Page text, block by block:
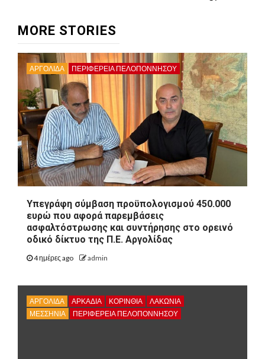
MORE STORIES
ΑΡΓΟΛΙΔΑ ΠΕΡΙΦΈΡΕΙΑ ΠΕΛΟΠΟΝΝΉΣΟΥ
Υπεγράφη σύμβαση προϋπολογισμού 450.000
ευρώ που αφορά παρεμβάσεις
ασφαλτόστρωσης και συντήρησης στο ορεινό
οδικό δίκτυο της Π.Ε. Αργολίδας
4 ημέρες ago admin
ΑΡΓΟΛΙΔΑ ΑΡΚΑΔΊΑ ΚΟΡΙΝΘΊΑ
ΛΑΚΩΝΙΑ
ΜΕΣΣΗΝΙΑ
ΠΕΡΙΦΈΡΕΙΑ ΠΕΛΟΠΟΝΝΉΣΟΥ